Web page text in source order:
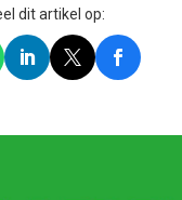
dit artikel op: